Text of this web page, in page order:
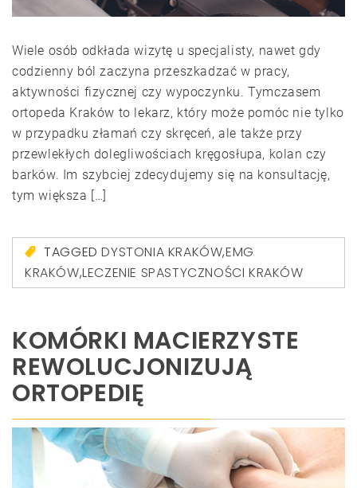
Wiele osób odkłada wizytę u specjalisty, nawet gdy
codzienny ból zaczyna przeszkadzać w pracy,
aktywności fizycznej czy wypoczynku. Tymczasem
ortopeda Kraków to lekarz, który może pomóc nie tylko
w przypadku złamań czy skręceń, ale także przy
przewlekłych dolegliwościach kręgosłupa, kolan czy
barków. Im szybciej zdecydujemy się na konsultację,
tym większa […]
TAGGEDDYSTONIA KRAKÓW,EMG
KRAKÓW,LECZENIE SPASTYCZNOŚCI KRAKÓW
KOMÓRKI MACIERZYSTE
REWOLUCJONIZUJĄ
ORTOPEDIĘ